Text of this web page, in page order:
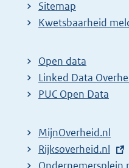
Sitemap
E
t
e
r
l
i
Kwetsbaarheid
Open data
Linked Data
PUC Open Data
MijnOverheid.nl
E
Rijksoverheid.nl